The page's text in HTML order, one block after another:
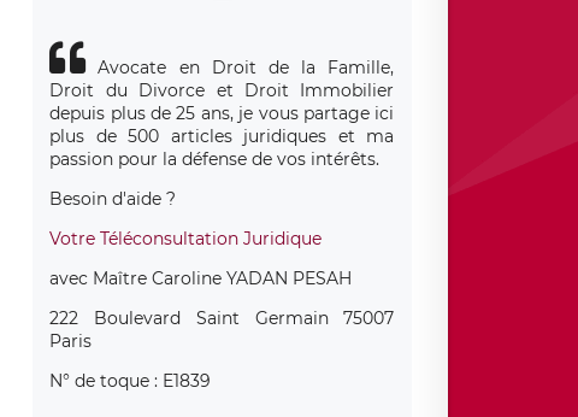
Avocate en Droit de la Famille,
Droit du Divorce et Droit Immobilier
depuis plus de 25 ans, je vous partage ici
plus de 500 articles juridiques et ma
passion pour la défense de vos intérêts.
Besoin d'aide ?
Votre Téléconsultation Juridique
avec Maître Caroline YADAN PESAH
222 Boulevard Saint Germain 75007
Paris
N° de toque : E1839